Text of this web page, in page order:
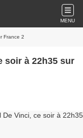
MENU
France 2
soir à 22h35 sur